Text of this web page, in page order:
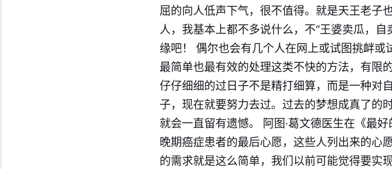
屈的向人低声下气，很不值得。就是天王老子
人，我基本上都不多说什么，不“王婆卖瓜，
缘吧！ 偶尔也会有几个人在网上或试图挑衅
最简单也最有效的处理这类不快的方法，有限
仔仔细细的过日子不是精打细算，而是一种对
子，现在就要努力去过。过去的梦想成真了的
就会一直留有遗憾。 阿图·葛文德医生在《最
晚期癌症患者的最后心愿，这些人列出来的心
的需求就是这么简单，我们以前可能觉得要实